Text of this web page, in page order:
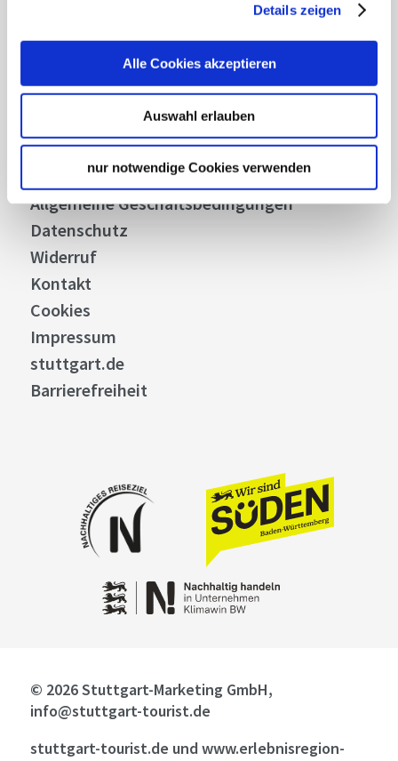
Details zeigen
Alle Cookies akzeptieren
Auswahl erlauben
nur notwendige Cookies verwenden
Über uns
Stellenangebote
Presse
Stuttgart Convention Bureau
Bilddatenbank
Allgemeine Geschäftsbedingungen
Datenschutz
Widerruf
Kontakt
Cookies
Impressum
stuttgart.de
Barrierefreiheit
© 2026 Stuttgart-Marketing GmbH,
info@stuttgart-tourist.de
stuttgart-tourist.de und www.erlebnisregion-